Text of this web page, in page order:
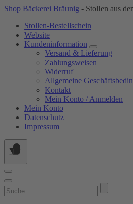
Springe
Inhalt
Shop Bäckerei Bräunig - Stollen aus
Stollen-Bestellschein
Website
Kundeninformation
Versand & Lieferung
Zahlungsweisen
Widerruf
Allgemeine
Kontakt
Mein Konto / Anmelden
Mein Konto
Datenschutz
Impressum
Suchen
nach: